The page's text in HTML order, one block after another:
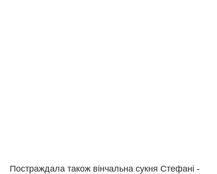
Постраждала також вінчальна сукня Стефані -